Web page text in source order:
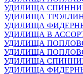
УДИЛИЩА
УДИЛИЩА
УДИЛИЩА
УДИЛИЩА В
УДИЛИЩА
УДИЛИЩА
УДИЛИЩА
УДИЛИЩА